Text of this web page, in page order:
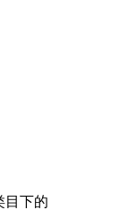
目下的